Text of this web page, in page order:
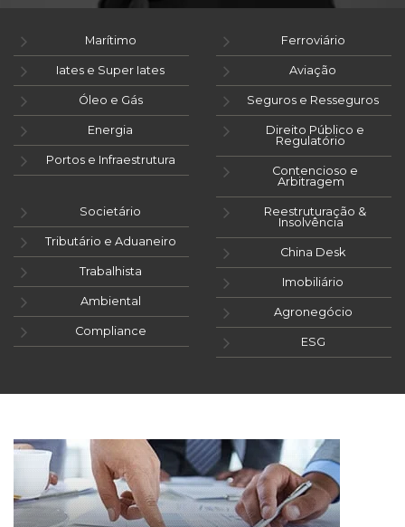
Marítimo
Iates e Super Iates
Óleo e Gás
Energia
Portos e Infraestrutura
Ferroviário
Aviação
Seguros e Resseguros
Direito Público e
Regulatório
Contencioso e
Arbitragem
Societário
Tributário e Aduaneiro
Trabalhista
Ambiental
Compliance
Reestruturação &
Insolvência
China Desk
Imobiliário
Agronegócio
ESG